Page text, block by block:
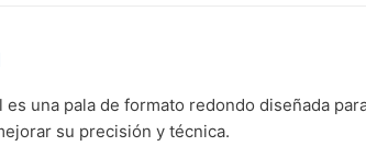
es una pala de formato redondo diseñada
su precisión y técnica.